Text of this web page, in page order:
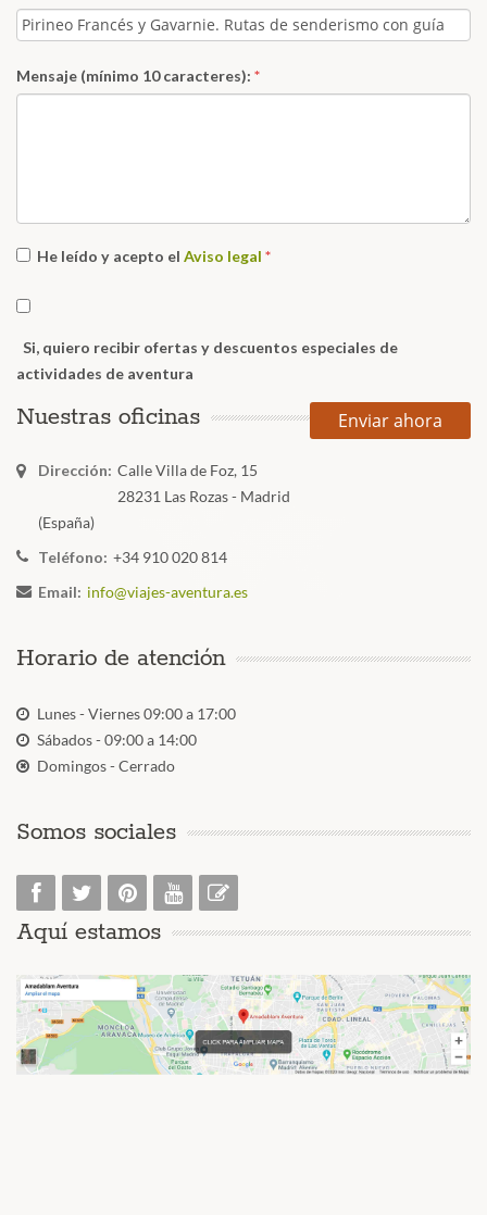
Mensaje (mínimo 10 caracteres): *
He leído y acepto el Aviso legal *
Si, quiero recibir ofertas y descuentos especiales de
actividades de aventura
Enviar ahora
Nuestras oficinas
Dirección: Calle Villa de Foz, 15
28231 Las Rozas - Madrid
(España)
Teléfono: +34 910 020 814
Email: info@viajes-aventura.es
Horario de atención
Lunes - Viernes 09:00 a 17:00
Sábados - 09:00 a 14:00
Domingos - Cerrado
Somos sociales
Aquí estamos